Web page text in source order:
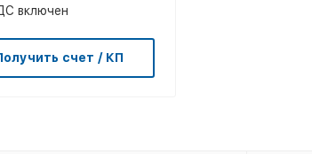
включен
счет / КП